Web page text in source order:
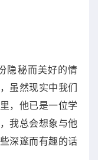
隐秘而美好的情
虽然现实中我们
，他已是一位学
我总会想象与他
深邃而有趣的话